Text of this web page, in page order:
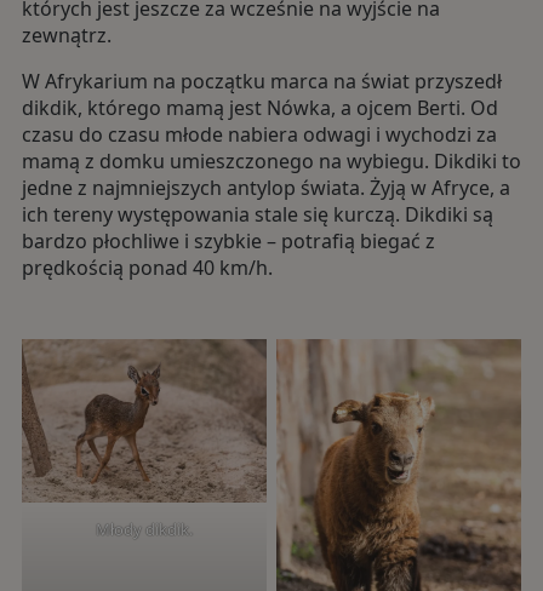
których jest jeszcze za wcześnie na wyjście na
zewnątrz.
W Afrykarium na początku marca na świat przyszedł
dikdik, którego mamą jest Nówka, a ojcem Berti. Od
czasu do czasu młode nabiera odwagi i wychodzi za
mamą z domku umieszczonego na wybiegu. Dikdiki to
jedne z najmniejszych antylop świata. Żyją w Afryce, a
ich tereny występowania stale się kurczą. Dikdiki są
bardzo płochliwe i szybkie – potrafią biegać z
prędkością ponad 40 km/h.
Młody dikdik.